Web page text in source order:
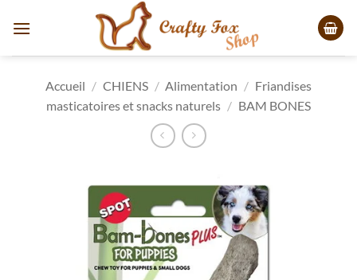
Accueil / CHIENS / Alimentation / Friandises
masticatoires et snacks naturels / BAM BONES